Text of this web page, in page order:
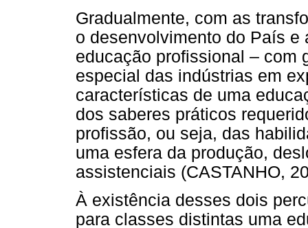
Gradualmente, com as
o desenvolvimento do País e
educação profissional – com
especial das indústrias em
características de uma
dos saberes práticos
profissão, ou seja, das
uma esfera da produção,
assistenciais (CASTANHO,
À existência desses dois
para classes distintas uma